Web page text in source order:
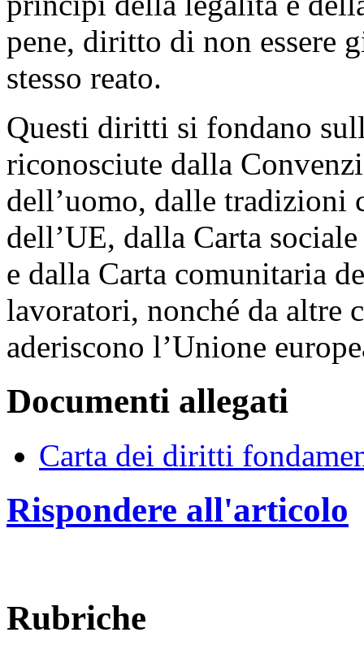
pene, diritto di non essere
stesso reato.
Questi diritti si fondano
riconosciute dalla
dell’uomo, dalle
dell’UE, dalla Carta
e dalla Carta comunitaria
lavoratori, nonché da altre
aderiscono l’Unione
Documenti allegati
Carta dei diritti
Rispondere all'articolo
Rubriche